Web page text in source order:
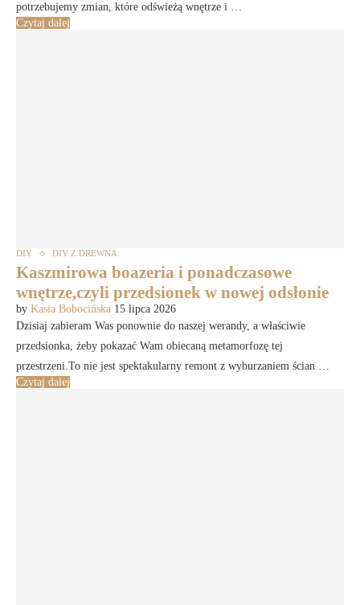
potrzebujemy zmian, które odświeżą wnętrze i …
Czytaj dalej
DIY DIY Z DREWNA
Kaszmirowa boazeria i ponadczasowe
wnętrze,czyli przedsionek w nowej odsłonie
by Kasia Bobocińska 15 lipca 2026
Dzisiaj zabieram Was ponownie do naszej werandy, a właściwie
przedsionka, żeby pokazać Wam obiecaną metamorfozę tej
przestrzeni.To nie jest spektakularny remont z wyburzaniem ścian …
Czytaj dalej